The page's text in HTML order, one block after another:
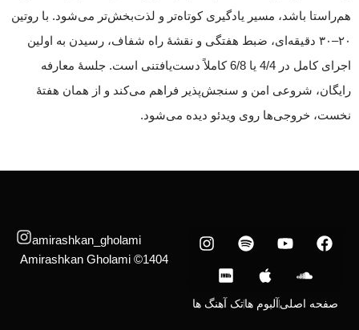
هم‌راستا باشد، مسیر یادگیری کوتاه‌تر و لذت‌بخش‌تر می‌شود. با روتین
۲۰–۳۰ دقیقه‌ای، ضبط هفتگی و نقشهٔ راه شفاف، رسیدن به اولین
اجرای کامل در 4/4 یا 6/8 کاملاً دست‌یافتنی است. جلسهٔ معارفه
رایگان، شروعی امن و سنجش‌پذیر فراهم می‌کند و از همان هفتهٔ
نخست، خروجی‌ها روی ویدئو دیده می‌شود.
صفحه اصلیآلبوم هاتک آهنگ‌ ها
amirashkan_gholami
1404© Amirashkan Gholami